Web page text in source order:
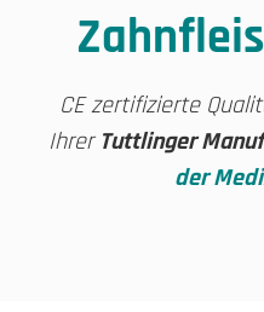
CE zertifizierte
Ihrer Tuttlinger
der